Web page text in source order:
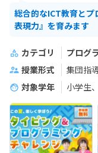
総合的なICT教育と
表現力』を育みます
カテゴリ プログ
授業形式
集団指
対象学年
小学生